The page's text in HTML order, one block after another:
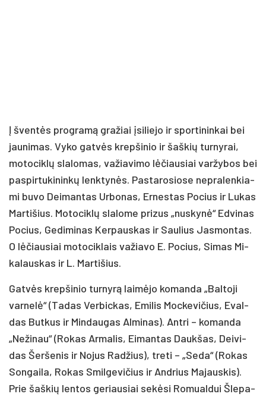
Į šven­tės pro­gra­mą gra­žiai įsi­lie­jo ir spor­ti­nin­kai bei
jau­ni­mas. Vy­ko gat­vės krep­ši­nio ir šaš­kių tur­ny­rai,
mo­to­cik­lų sla­lo­mas, va­žia­vi­mo lė­čiau­siai var­žy­bos bei
pa­spir­tu­ki­nin­kų lenk­ty­nės. Pas­ta­ro­sio­se ne­pra­len­kia­
mi bu­vo Dei­man­tas Ur­bo­nas, Er­nes­tas Po­cius ir Lu­kas
Mar­ti­šius. Mo­to­cik­lų sla­lo­me pri­zus „nu­sky­nė“ Ed­vi­nas
Po­cius, Ge­di­mi­nas Ker­paus­kas ir Sau­lius Jas­mon­tas.
O lė­čiau­siai mo­to­cik­lais va­žia­vo E. Po­cius, Si­mas Mi­
ka­laus­kas ir L. Mar­ti­šius.
Gat­vės krep­ši­nio tur­ny­rą lai­mė­jo ko­man­da „Bal­to­ji
var­ne­lė“ (Ta­das Ver­bic­kas, Emi­lis Moc­ke­vi­čius, Eval­
das But­kus ir Min­dau­gas Al­mi­nas). Ant­ri – ko­man­da
„Ne­ži­nau“ (Ro­kas Ar­ma­lis, Ei­man­tas Dauk­šas, Dei­vi­
das Šer­še­nis ir No­jus Ra­džius), tre­ti – „Se­da“ (Ro­kas
Son­gai­la, Ro­kas Smil­ge­vi­čius ir And­rius Ma­jaus­kis).
Prie šaš­kių len­tos ge­riau­siai se­kė­si Ro­mual­dui Šle­pa­